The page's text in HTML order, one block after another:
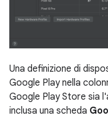
Una definizione di
Google Play nella
Google Play Store sia
inclusa una scheda